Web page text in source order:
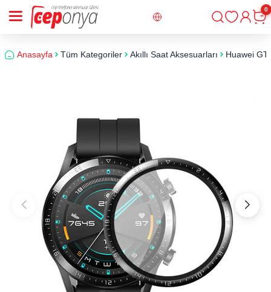
Giriş
0
Anasayfa Tüm Kategoriler Akıllı Saat Aksesuarları Huawei